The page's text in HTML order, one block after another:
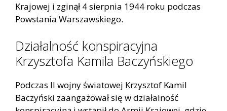
Krajowej i zginął 4 sierpnia 1944 roku podczas
Powstania Warszawskiego.
Działalność konspiracyjna
Krzysztofa Kamila Baczyńskiego
Podczas II wojny światowej Krzysztof Kamil
Baczyński zaangażował się w działalność